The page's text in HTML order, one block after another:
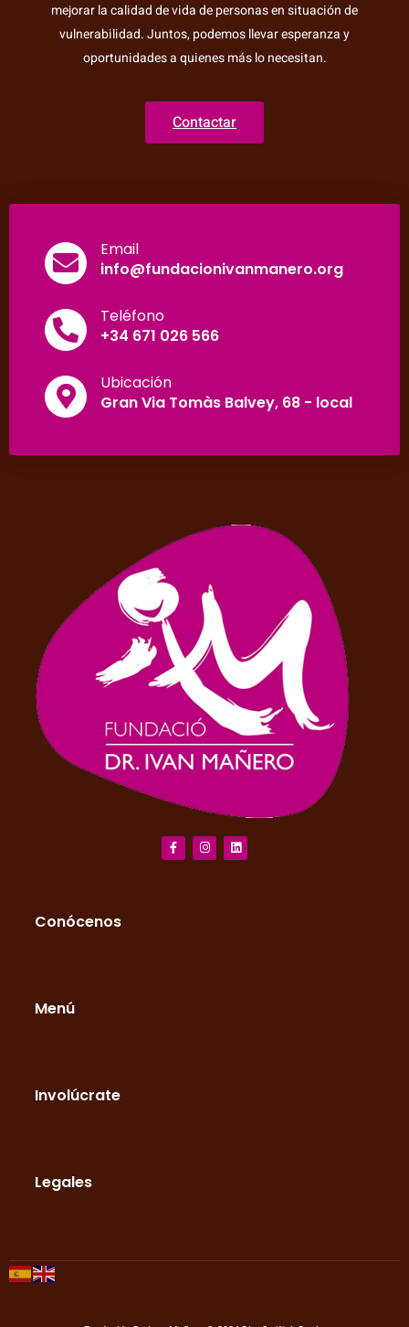
mejorar la calidad de vida de personas en situación de
vulnerabilidad. Juntos, podemos llevar esperanza y
oportunidades a quienes más lo necesitan.
Contactar
Email
info@fundacionivanmanero.org
Teléfono
+34 671 026 566
Ubicación
Gran Via Tomàs Balvey, 68 - local
Conócenos
Menú
Involúcrate
Legales